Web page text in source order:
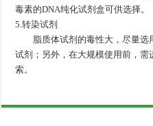
毒素的DNA纯化试剂盒可供选择。
5.转染试剂
脂质体试剂的毒性大，尽量选
试剂；另外，在大规模使用前，
索。